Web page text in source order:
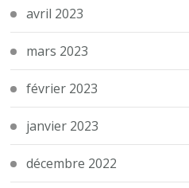
avril 2023
mars 2023
février 2023
janvier 2023
décembre 2022